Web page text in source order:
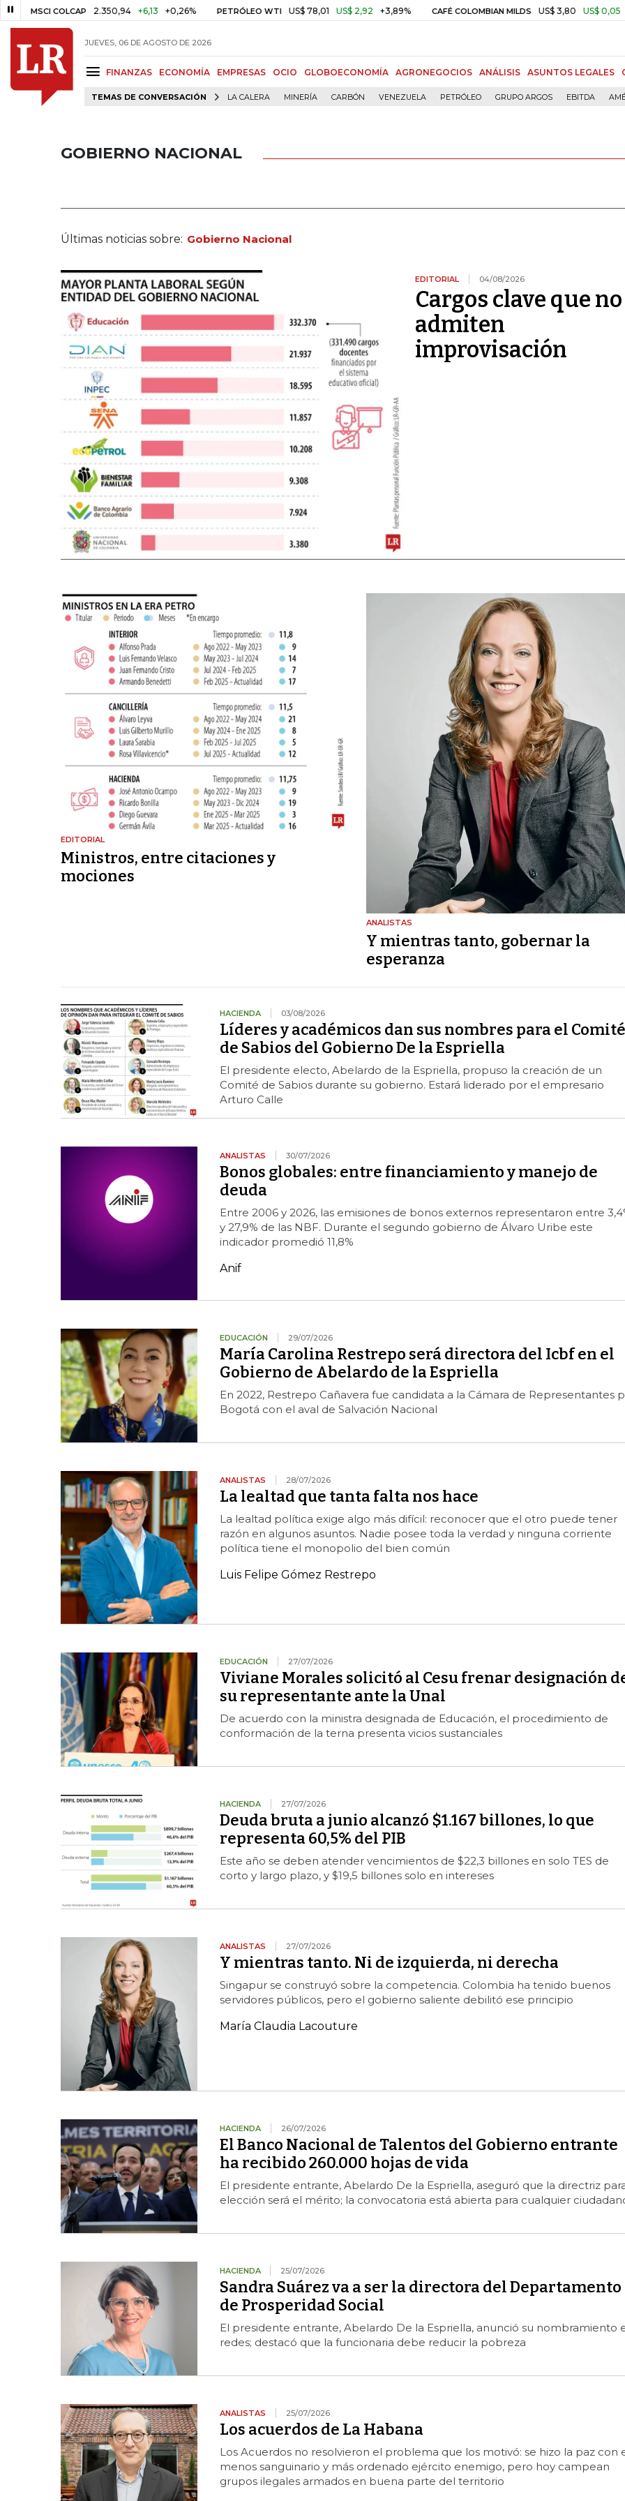
COLCAP 2.350,94 +6,13 +0,26% PETRÓLEO WTI US$ 78,01 US$ 2,92 +3,89% CAFÉ COLOMBIAN MILDS US$ 3,80 US$ 0,05 +1,40%
JUEVES, 06 DE AGOSTO DE 2026
FINANZAS ECONOMÍA EMPRESAS OCIO GLOBOECONOMÍA AGRONEGOCIOS ANÁLISIS ASUNTOS LEGALES
TEMAS DE CONVERSACIÓN LA CALERA MINERÍA CARBÓN VENEZUELA PETRÓLEO GRUPO ARGOS EBITDA
GOBIERNO NACIONAL
Últimas noticias sobre: Gobierno Nacional
EDITORIAL 04/08/2026
Cargos clave que no
admiten
improvisación
EDITORIAL
Ministros, entre citaciones y
mociones
ANALISTAS
Y mientras tanto, gobernar la
esperanza
HACIENDA 03/08/2026
Líderes y académicos dan sus nombres para el Comité
de Sabios del Gobierno De la Espriella
El presidente electo, Abelardo de la Espriella, propuso la creación de un
Comité de Sabios durante su gobierno. Estará liderado por el empresario
Arturo Calle
ANALISTAS 30/07/2026
Bonos globales: entre financiamiento y manejo de
deuda
Entre 2006 y 2026, las emisiones de bonos externos representaron entre
y 27,9% de las NBF. Durante el segundo gobierno de Álvaro Uribe este
indicador promedió 11,8%
Anif
EDUCACIÓN 29/07/2026
María Carolina Restrepo será directora del Icbf en el
Gobierno de Abelardo de la Espriella
En 2022, Restrepo Cañavera fue candidata a la Cámara de Representantes
Bogotá con el aval de Salvación Nacional
ANALISTAS 28/07/2026
La lealtad que tanta falta nos hace
La lealtad política exige algo más difícil: reconocer que el otro puede tener
razón en algunos asuntos. Nadie posee toda la verdad y ninguna corriente
política tiene el monopolio del bien común
Luis Felipe Gómez Restrepo
EDUCACIÓN 27/07/2026
Viviane Morales solicitó al Cesu frenar designación
su representante ante la Unal
De acuerdo con la ministra designada de Educación, el procedimiento de
conformación de la terna presenta vicios sustanciales
HACIENDA 27/07/2026
Deuda bruta a junio alcanzó $1.167 billones, lo que
representa 60,5% del PIB
Este año se deben atender vencimientos de $22,3 billones en solo TES de
corto y largo plazo, y $19,5 billones solo en intereses
ANALISTAS 27/07/2026
Y mientras tanto. Ni de izquierda, ni derecha
Singapur se construyó sobre la competencia. Colombia ha tenido buenos
servidores públicos, pero el gobierno saliente debilitó ese principio
María Claudia Lacouture
HACIENDA 26/07/2026
El Banco Nacional de Talentos del Gobierno entrante
ha recibido 260.000 hojas de vida
El presidente entrante, Abelardo De la Espriella, aseguró que la directriz
elección será el mérito; la convocatoria está abierta para cualquier
HACIENDA 25/07/2026
Sandra Suárez va a ser la directora del Departamento
de Prosperidad Social
El presidente entrante, Abelardo De la Espriella, anunció su nombramiento
redes; destacó que la funcionaria debe reducir la pobreza
ANALISTAS 25/07/2026
Los acuerdos de La Habana
Los Acuerdos no resolvieron el problema que los motivó: se hizo la paz con
menos sanguinario y más ordenado ejército enemigo, pero hoy campean
grupos ilegales armados en buena parte del territorio